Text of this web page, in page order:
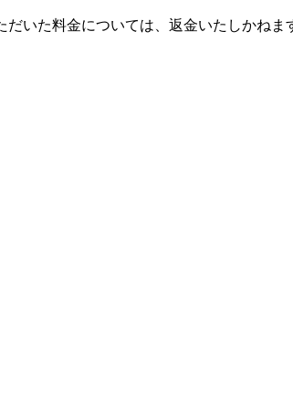
いた料金については、返金いたしかねま